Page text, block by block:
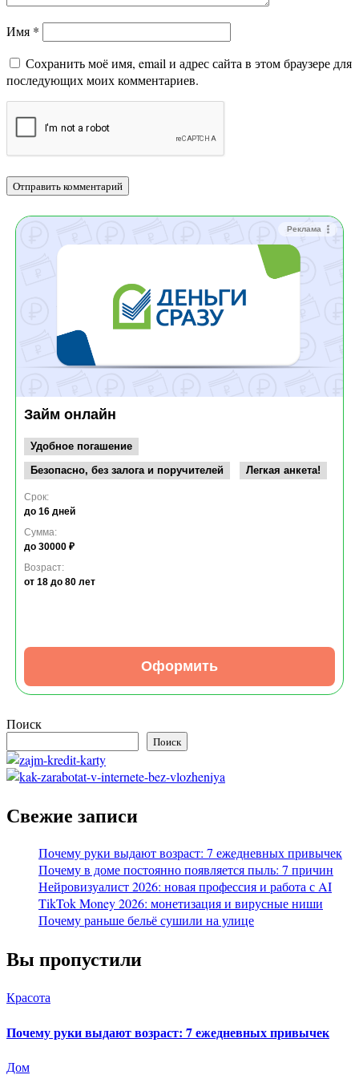
Имя *
Сохранить моё имя, email и адрес сайта в этом браузере для
последующих моих комментариев.
Реклама
Займ онлайн
Удобное погашение
Безопасно, без залога и поручителей
Легкая анкета!
Срок:
до 16 дней
Сумма:
до 30000 ₽
Возраст:
от 18 до 80 лет
Оформить
Поиск
Поиск
Свежие записи
Почему руки выдают возраст: 7 ежедневных привычек
Почему в доме постоянно появляется пыль: 7 причин
Нейровизуалист 2026: новая профессия и работа с AI
TikTok Money 2026: монетизация и вирусные ниши
Почему раньше бельё сушили на улице
Вы пропустили
Красота
Почему руки выдают возраст: 7 ежедневных привычек
Дом